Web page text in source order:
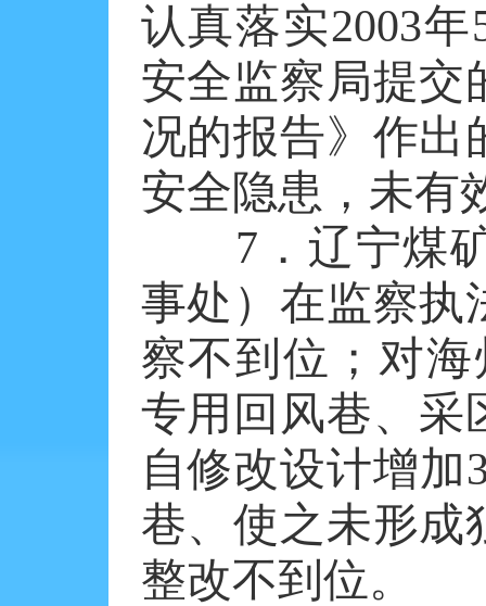
认真落实2003
安全监察局提交
况的报告》作出
安全隐患，未有
7．辽宁煤矿
事处）在监察执
察不到位；对
专用回风巷、采
自修改设计增加
巷、使之未形成
整改不到位。